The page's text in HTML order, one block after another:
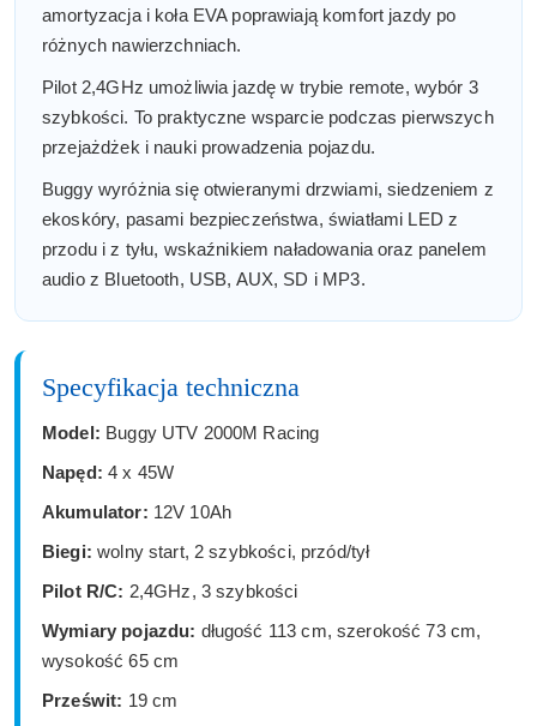
amortyzacja i koła EVA poprawiają komfort jazdy po
różnych nawierzchniach.
Pilot 2,4GHz umożliwia jazdę w trybie remote, wybór 3
szybkości. To praktyczne wsparcie podczas pierwszych
przejażdżek i nauki prowadzenia pojazdu.
Buggy wyróżnia się otwieranymi drzwiami, siedzeniem z
ekoskóry, pasami bezpieczeństwa, światłami LED z
przodu i z tyłu, wskaźnikiem naładowania oraz panelem
audio z Bluetooth, USB, AUX, SD i MP3.
Specyfikacja techniczna
Model: Buggy UTV 2000M Racing
Napęd: 4 x 45W
Akumulator: 12V 10Ah
Biegi: wolny start, 2 szybkości, przód/tył
Pilot R/C: 2,4GHz, 3 szybkości
Wymiary pojazdu: długość 113 cm, szerokość 73 cm,
wysokość 65 cm
Prześwit: 19 cm